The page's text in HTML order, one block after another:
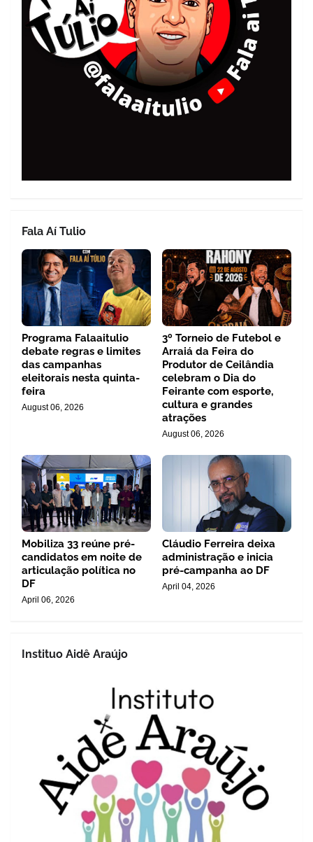
Fala Aí Tulio
Programa Falaaitulio
debate regras e limites
das campanhas
eleitorais nesta quinta-
feira
August 06, 2026
3º Torneio de Futebol e
Arraiá da Feira do
Produtor de Ceilândia
celebram o Dia do
Feirante com esporte,
cultura e grandes
atrações
August 06, 2026
Mobiliza 33 reúne pré-
candidatos em noite de
articulação política no
DF
April 06, 2026
Cláudio Ferreira deixa
administração e inicia
pré-campanha ao DF
April 04, 2026
Instituo Aidê Araújo